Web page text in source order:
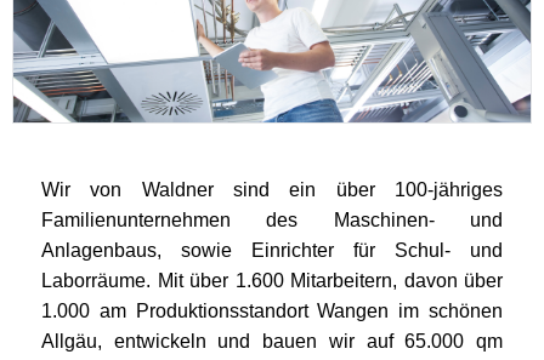
Wir von Waldner sind ein über 100-jähriges
Familienunternehmen des Maschinen- und
Anlagenbaus, sowie Einrichter für Schul- und
Laborräume. Mit über 1.600 Mitarbeitern, davon über
1.000 am Produktionsstandort Wangen im schönen
Allgäu, entwickeln und bauen wir auf 65.000 qm